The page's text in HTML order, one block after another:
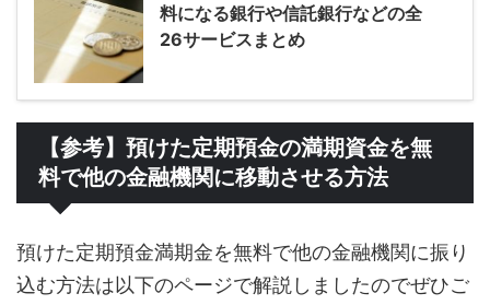
料になる銀行や信託銀行などの全
26サービスまとめ
【参考】預けた定期預金の満期資金を無
料で他の金融機関に移動させる方法
預けた定期預金満期金を無料で他の金融機関に振り
込む方法は以下のページで解説しましたのでぜひご